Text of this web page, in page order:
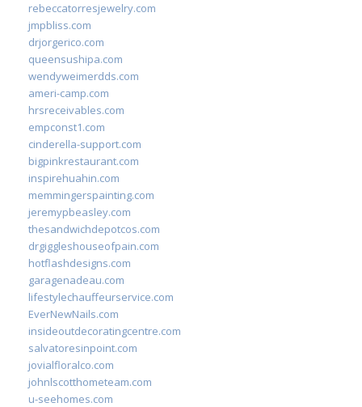
rebeccatorresjewelry.com
jmpbliss.com
drjorgerico.com
queensushipa.com
wendyweimerdds.com
ameri-camp.com
hrsreceivables.com
empconst1.com
cinderella-support.com
bigpinkrestaurant.com
inspirehuahin.com
memmingerspainting.com
jeremypbeasley.com
thesandwichdepotcos.com
drgiggleshouseofpain.com
hotflashdesigns.com
garagenadeau.com
lifestylechauffeurservice.com
EverNewNails.com
insideoutdecoratingcentre.com
salvatoresinpoint.com
jovialfloralco.com
johnlscotthometeam.com
u-seehomes.com